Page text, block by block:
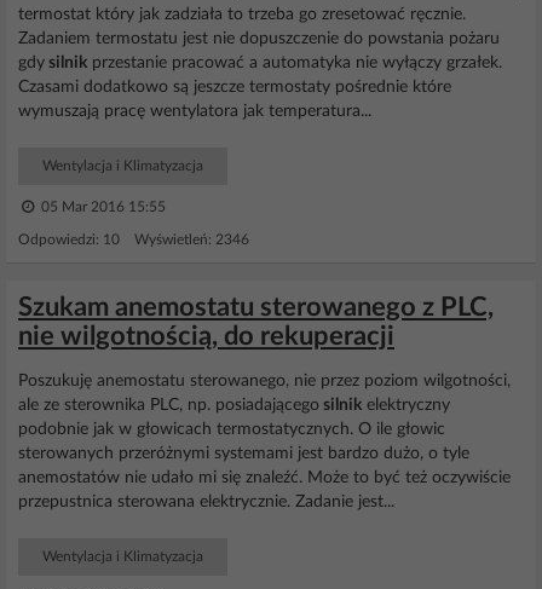
termostat który jak zadziała to trzeba go zresetować ręcznie.
Zadaniem termostatu jest nie dopuszczenie do powstania pożaru
gdy silnik przestanie pracować a automatyka nie wyłączy grzałek.
Czasami dodatkowo są jeszcze termostaty pośrednie które
wymuszają pracę wentylatora jak temperatura...
Wentylacja i Klimatyzacja
05 Mar 2016 15:55
Odpowiedzi: 10 Wyświetleń: 2346
Szukam anemostatu sterowanego z PLC,
nie wilgotnością, do rekuperacji
Poszukuję anemostatu sterowanego, nie przez poziom wilgotności,
ale ze sterownika PLC, np. posiadającego silnik elektryczny
podobnie jak w głowicach termostatycznych. O ile głowic
sterowanych przeróżnymi systemami jest bardzo dużo, o tyle
anemostatów nie udało mi się znaleźć. Może to być też oczywiście
przepustnica sterowana elektrycznie. Zadanie jest...
Wentylacja i Klimatyzacja